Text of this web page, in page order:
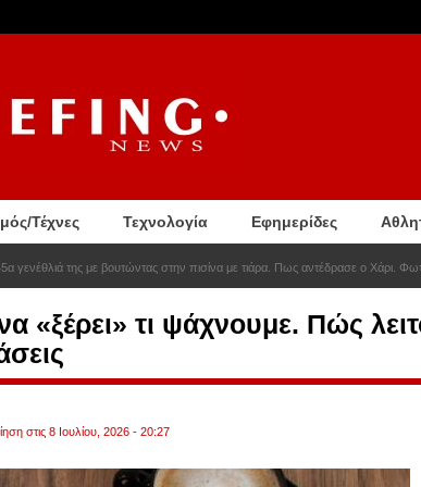
Τέχνες Τεχνολογία Εφημερίδες
γενέθλιά της με βουτώντας στην πισίνα με τιάρα. Πως αντέδρασε ο Χάρι.
«ξέρει» τι ψάχνουμε. Πώς
στις 8 Ιουλίου, 2026 - 20:27